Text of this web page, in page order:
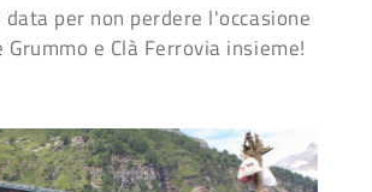
data per non perdere l'occasione
e Clà Ferrovia insieme!